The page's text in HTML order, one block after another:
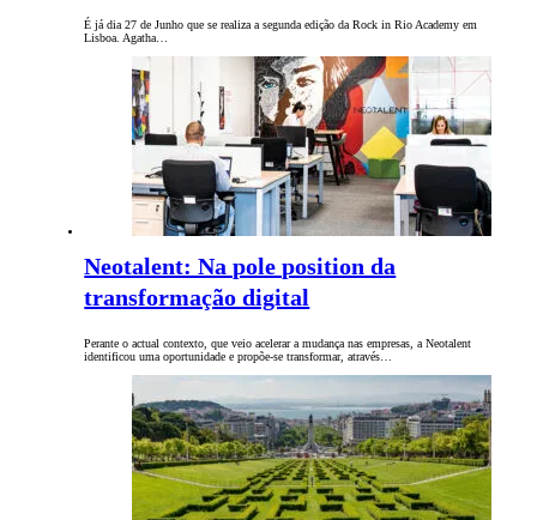
É já dia 27 de Junho que se realiza a segunda edição da Rock in Rio Academy em
Lisboa. Agatha…
Neotalent: Na pole position da
transformação digital
Perante o actual contexto, que veio acelerar a mudança nas empresas, a Neotalent
identificou uma oportunidade e propõe-se transformar, através…